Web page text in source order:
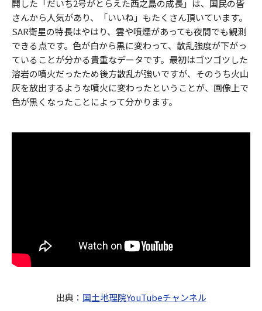
開した「だいち2号がとらえた西之島の成長」は、国民の皆
さんから人気があり、「いいね」もたくさん頂いています。
SAR衛星の特長はやはり、雲や噴煙があっても夜間でも観測
できる点です。色が白から黒に変わって、散乱強度が下がっ
ていることが分かる貴重なデータです。最初はゴツゴツした
溶岩の噴火だったため後方散乱が強いですが、そのうち火山
灰を放出するような噴火に変わったということが、画像上で
色が黒くなったことによって分かります。
出典： 国土地理院YouTubeチャンネル